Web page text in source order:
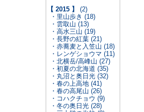
【 2015 】
(2)
・里山歩き (18)
・雲取山 (13)
・高水三山 (19)
・長野の紅葉 (21)
・赤蕎麦と入笠山 (18)
・レンゲショウマ (11)
・北横岳/高峰山 (27)
・初夏の北海道 (35)
・丸沼と奥日光 (32)
・春の上高地 (41)
・春の高尾山 (26)
・コハクチョウ (9)
・冬の奥日光 (28)